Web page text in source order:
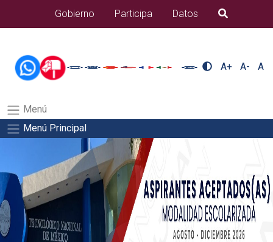
alumnos/plantilla_tecnmSalida del comando:
Gobierno Participa Datos B�squeda
A+ A- A
Menú
Menú Principal